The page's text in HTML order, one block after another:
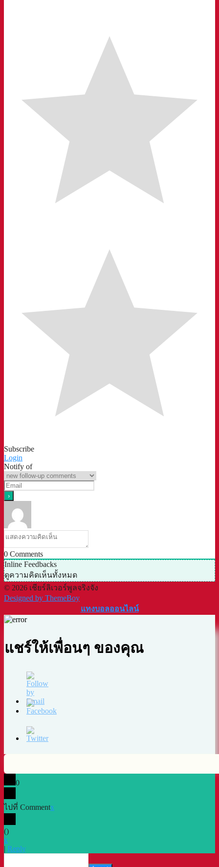
Subscribe
Login
Notify of
0 Comments
Inline Feedbacks
ดูความคิดเห็นทั้งหมด
© 2026 เชียร์ลิเวอร์พูลจริงจัง
Designed by ThemeBoy
แทงบอลออนไลน์
แชร์ให้เพื่อนๆ ของคุณ
0
ไปที่ Commentx
()
x
| Reply